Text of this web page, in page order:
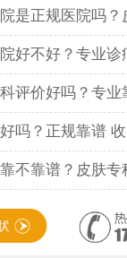
是正规医院吗
好不好？专业
评价好吗？专
吗？正规靠谱
不靠谱？皮肤